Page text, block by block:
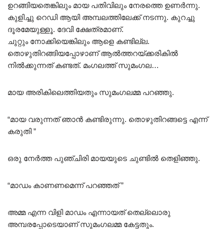
ഉറങ്ങിയതെങ്കിലും മായ പതിവിലും നേരത്തെ ഉണർന്നു.
കുളിച്ചു റെഡി ആയി അമ്പലത്തിലേക്ക് നടന്നു. കുറച്ചു
ദൂരമേയുള്ളൂ. ദേവി ക്ഷേത്രമാണ്.
ചുറ്റും നോക്കിയെങ്കിലും ആളെ കണ്ടില്ല.
തൊഴുതിറങ്ങിയപ്പോഴാണ് ആൽത്തറയ്ക്കരികിൽ
നിൽക്കുന്നത് കണ്ടത്. മംഗലത്ത് സുമംഗല…
മായ അരികിലെത്തിയതും സുമംഗലമ്മ പറഞ്ഞു.
“മായ വരുന്നത് ഞാൻ കണ്ടിരുന്നു. തൊഴുതിറങ്ങട്ടെ എന്ന്
കരുതി ”
ഒരു നേർത്ത പുഞ്ചിരി മായയുടെ ചുണ്ടിൽ തെളിഞ്ഞു.
“മാഡം കാണണമെന്ന് പറഞ്ഞത് ”
അമ്മ എന്ന വിളി മാഡം എന്നായത് തെല്ലൊരു
അമ്പരപ്പോടെയാണ് സുമംഗലമ്മ കേട്ടതും.